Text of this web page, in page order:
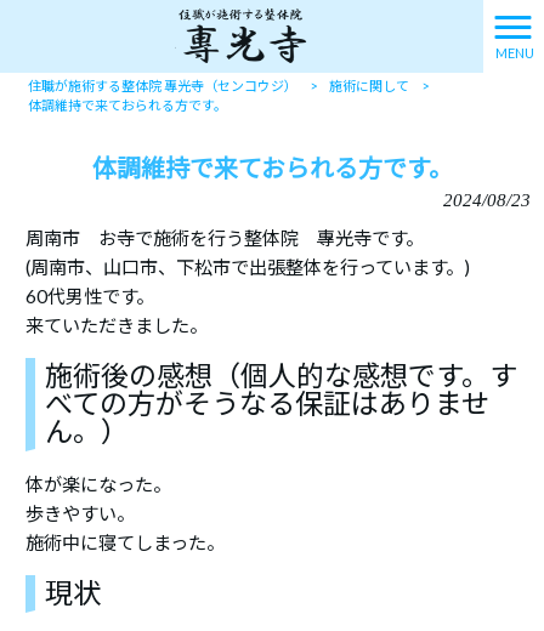
MENU
住職が施術する整体院 專光寺（センコウジ） > 施術に関して
>
体調維持で来ておられる方です。
体調維持で来ておられる方です。
2024/08/23
周南市 お寺で施術を行う整体院 專光寺です。
(周南市、山口市、下松市で出張整体を行っています。)
60代男性です。
来ていただきました。
施術後の感想（個人的な感想です。す
べての方がそうなる保証はありませ
ん。）
体が楽になった。
歩きやすい。
施術中に寝てしまった。
現状